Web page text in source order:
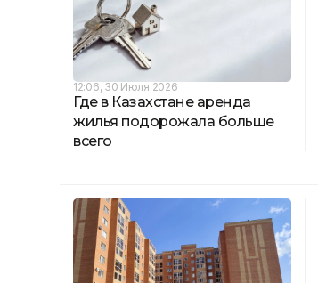
12:06, 30 Июля 2026
Где в Казахстане аренда
жилья подорожала больше
всего